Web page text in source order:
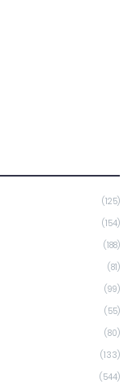
(125)
(154)
(188)
(81)
(99)
(55)
(80)
(133)
(544)